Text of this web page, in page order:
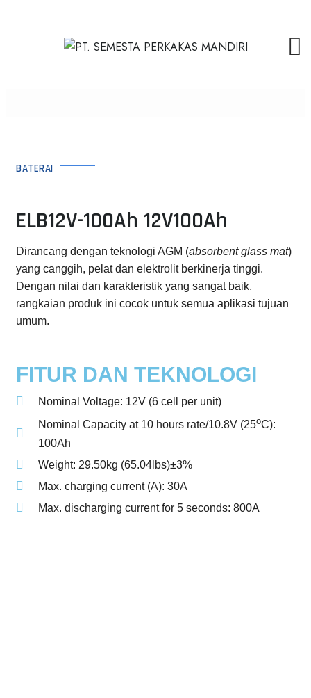
BATERAI
ELB12V-100Ah 12V100Ah
Dirancang dengan teknologi AGM (absorbent glass mat)
yang canggih, pelat dan elektrolit berkinerja tinggi.
Dengan nilai dan karakteristik yang sangat baik,
rangkaian produk ini cocok untuk semua aplikasi tujuan
umum.
FITUR DAN TEKNOLOGI
Nominal Voltage: 12V (6 cell per unit)
Nominal Capacity at 10 hours rate/10.8V (25oC):
100Ah
Weight: 29.50kg (65.04lbs)±3%
Max. charging current (A): 30A
Max. discharging current for 5 seconds: 800A